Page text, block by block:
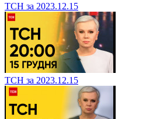
ТСН за 2023.12.15
ТСН за 2023.12.15